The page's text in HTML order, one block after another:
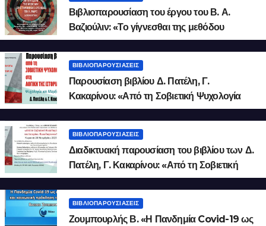
Βιβλιοπαρουσίαση του έργου του Β. Α.
Βαζιούλιν: «Το γίγνεσθαι της μεθόδου
επιστημονικής έρευνας του Κ. Μαρξ. Λογική
ΒΙΒΛΙΟΠΑΡΟΥΣΙΆΣΕΙΣ
Παρουσίαση βιβλίου Δ. Πατέλη, Γ.
Κακαρίνου: «Από τη Σοβιετική Ψυχολογία
στη Λογική της Ιστορίας» 1/2
ΒΙΒΛΙΟΠΑΡΟΥΣΙΆΣΕΙΣ
Διαδικτυακή παρουσίαση του βιβλίου των Δ.
Πατέλη, Γ. Κακαρίνου: «Από τη Σοβιετική
Ψυχολογία στη Λογική της Ιστορίας».
ΒΙΒΛΙΟΠΑΡΟΥΣΙΆΣΕΙΣ
Ζουμπουρλής Β. «Η Πανδημία Covid-19 ως